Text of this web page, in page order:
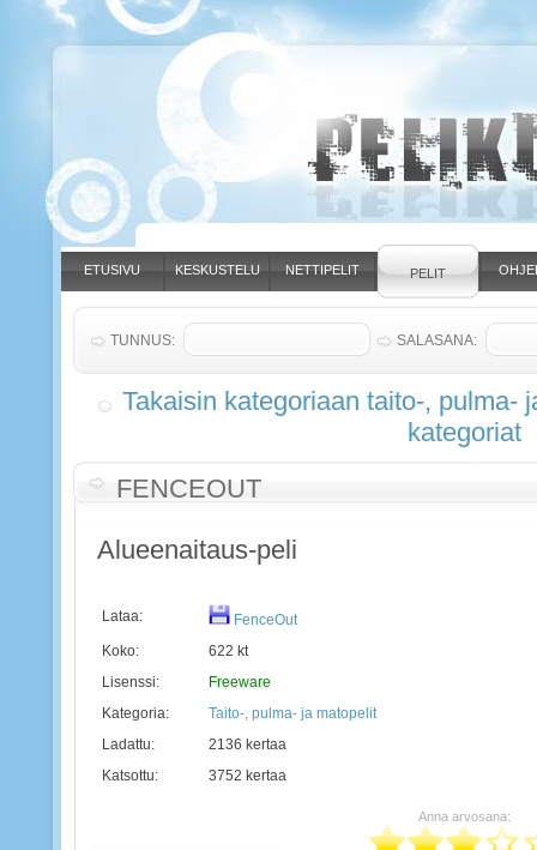
ETUSIVU KESKUSTELU NETTIPELIT PELIT
Takaisin kategoriaan taito-, pulma-
kategoriat
FENCEOUT
Alueenaitaus-peli
Lataa:
FenceOut
Koko:
622 kt
Lisenssi:
Freeware
Kategoria:
Taito-, pulma- ja matopelit
Ladattu:
2136 kertaa
Katsottu:
3752 kertaa
Anna arvosana:
TUNNUS: SALASANA: